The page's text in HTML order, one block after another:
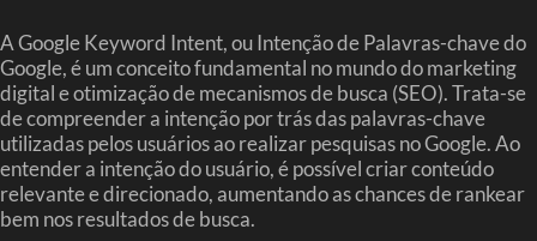
A Google Keyword Intent, ou Intenção de Palavras-chave do
Google, é um conceito fundamental no mundo do marketing
digital e otimização de mecanismos de busca (SEO). Trata-se
de compreender a intenção por trás das palavras-chave
utilizadas pelos usuários ao realizar pesquisas no Google. Ao
entender a intenção do usuário, é possível criar conteúdo
relevante e direcionado, aumentando as chances de rankear
bem nos resultados de busca.